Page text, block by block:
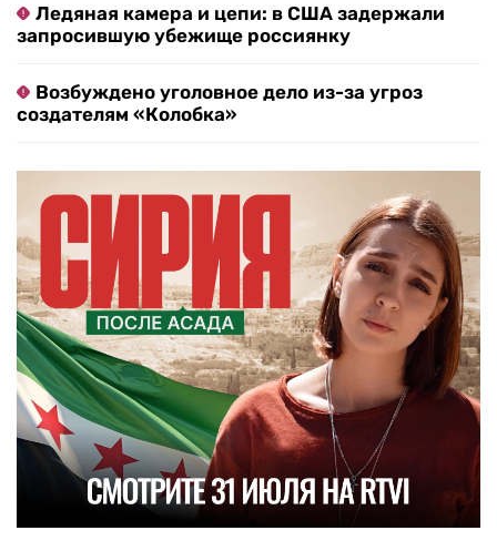
Ледяная камера и цепи: в США задержали
запросившую убежище россиянку
Возбуждено уголовное дело из-за угроз
создателям «Колобка»